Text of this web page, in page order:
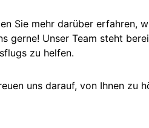
Sie mehr darüber erfahren,
gerne! Unser Team steht
zu helfen.
uns darauf, von Ihnen zu